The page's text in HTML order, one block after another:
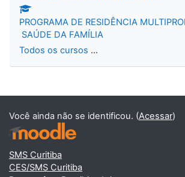
PROGRAMA DE RESIDÊNCIA
SAÚDE DA FAMÍLIA
Todos os cursos ...
Você ainda não se identificou. (Acessar)
SMS Curitiba
CES/SMS Curitiba